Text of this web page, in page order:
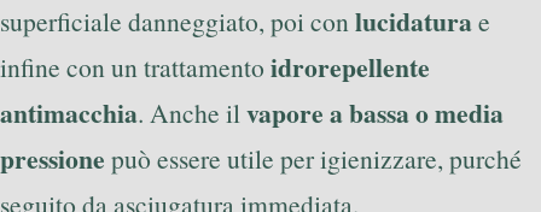
superficiale danneggiato, poi con lucidaturae
infine con un trattamento idrorepellente
antimacchia. Anche il vapore a bassa o media
pressione può essere utile per igienizzare, purché
seguito da asciugatura immediata.